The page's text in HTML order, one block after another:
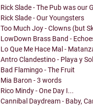
Rick Slade - The Pub was our
Rick Slade - Our Youngsters
Too Much Joy - Clowns (but
LowDown Brass Band -
Lo Que Me Hace Mal -
Antro Clandestino - Playa y Sol
Bad Flamingo - The Fruit
Mia Baron - 3 words
Rico Mindy - One Day I...
Cannibal Daydream - Baby,